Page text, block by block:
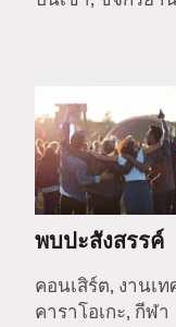
พบปะสังสรรค์
คอนเสิร์ต, งานเท
คาราโอเกะ, กีฬา